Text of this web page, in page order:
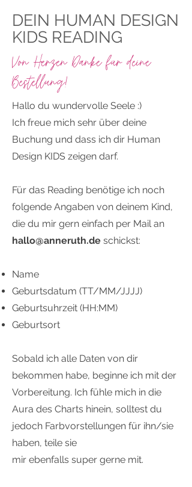
DEIN HUMAN DESIGN
KIDS READING
Von Herzen Danke für deine
Bestellung!
Hallo du wundervolle Seele :)
Ich freue mich sehr über deine
Buchung und dass ich dir Human
Design KIDS zeigen darf.
Für das Reading benötige ich noch
folgende Angaben von deinem Kind,
die du mir gern einfach per Mail an
hallo@anneruth.de schickst:
Name
Geburtsdatum (TT/MM/JJJJ)
Geburtsuhrzeit (HH:MM)
Geburtsort
Sobald ich alle Daten von dir
bekommen habe, beginne ich mit der
Vorbereitung. Ich fühle mich in die
Aura des Charts hinein, solltest du
jedoch Farbvorstellungen für ihn/sie
haben, teile sie
mir ebenfalls super gerne mit.